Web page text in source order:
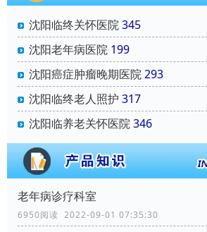
沈阳临终关怀医院345
沈阳老年病医院 199
沈阳癌症肿瘤晚期医院293
沈阳临终老人照护 317
沈阳临养老关怀医院346
老年病诊疗科室
6950阅读 2022-09-01 07:35:30